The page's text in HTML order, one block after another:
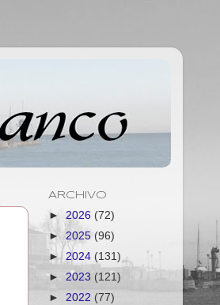
ARCHIVO
► 2026 (72)
► 2025 (96)
► 2024 (131)
► 2023 (121)
► 2022 (77)